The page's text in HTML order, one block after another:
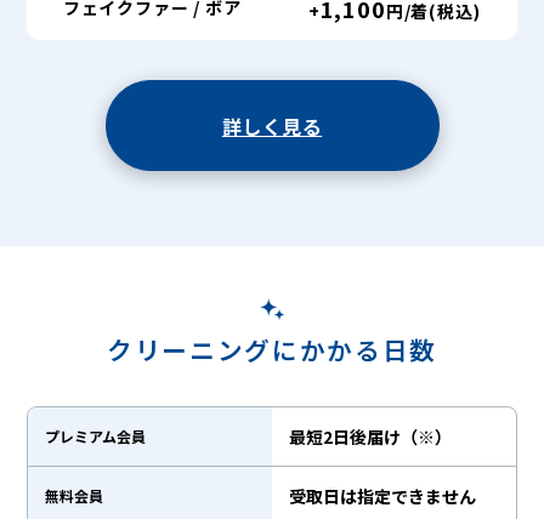
フェイクファー / ボア +1,100円/着(税込)
詳しく見る
クリーニングにかかる日数
プレミアム会員 最短2日後届け（※）
無料会員 受取日は指定できません